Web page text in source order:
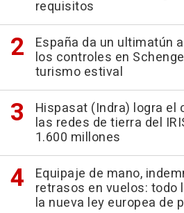
requisitos
España da un ultimatún
los controles en
turismo estival
Hispasat (Indra) logra el
las redes de tierra del
1.600 millones
Equipaje de mano,
retrasos en vuelos: todo
la nueva ley europea de